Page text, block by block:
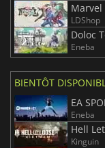
Marvel
LDShop
Doloc
Eneba
BIENTÔT
EA
Eneba
Hell
Kinguin